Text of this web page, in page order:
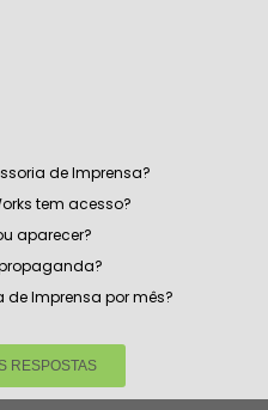
de Imprensa?
tem acesso?
aparecer?
de Imprensa por mês?
RESPOSTAS